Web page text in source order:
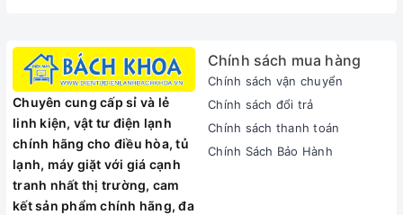
Chuyên cung cấp sỉ và lẻ
linh kiện, vật tư điện lạnh
chính hãng cho điều hòa, tủ
lạnh, máy giặt với giá cạnh
tranh nhất thị trường, cam
kết sản phẩm chính hãng, đa
Chính sách mua hàng
Chính sách vận chuyển
Chính sách đổi trả
Chính sách thanh toán
Chính Sách Bảo Hành